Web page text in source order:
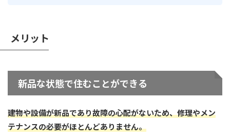
メリット
新品な状態で住むことができる
建物や設備が新品であり故障の心配がないため、修理やメン
テナンスの必要がほとんどありません。